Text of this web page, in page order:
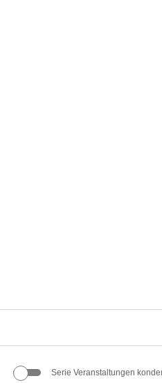
Serie Veranstaltungen